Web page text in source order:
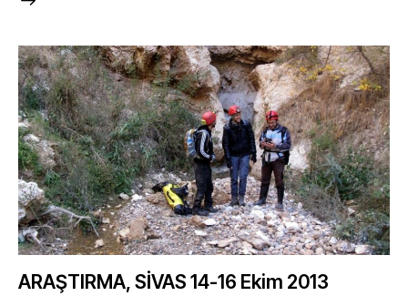
ARAŞTIRMA, SİVAS 14-16 Ekim 2013